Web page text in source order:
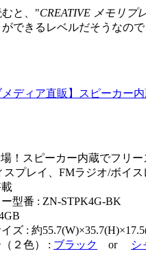
と、"CREATIVE メモリプ
できるレベルだそうなの
ディア直販】スピーカー
！スピーカー内蔵でフリ
スプレイ、FMラジオ/ボイ
ー型番 : ZN-STPK4G-BK
ズ : 約
２色） : ブラック or シ